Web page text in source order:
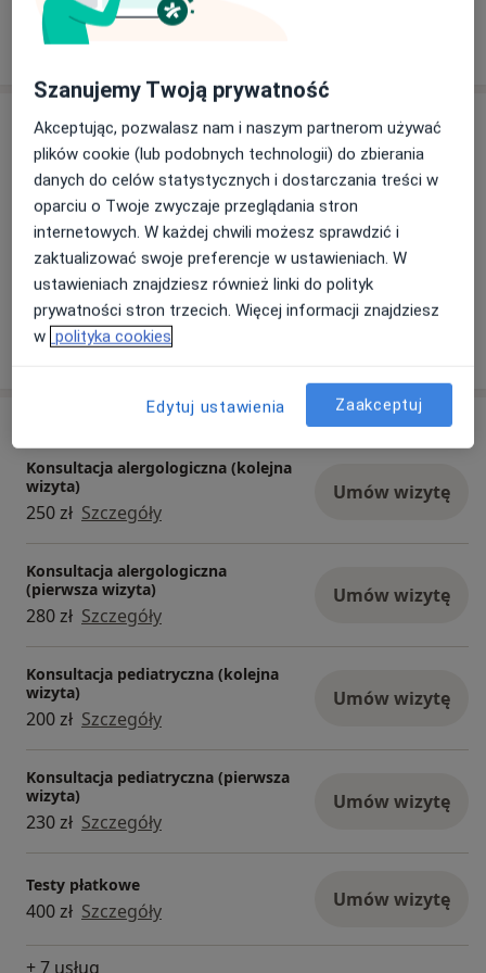
Aktualności
lek. Agnieszka Morańda
Bolesława Orlińskiego 5, 31-878 Kraków
W gabinecie można wykonać badania
laboratoryjne, szybkie testy diagnostyczne ( CRP,
STREP A , Test COMBO), spirometrię ,testy
płatkowe.
Konsultacja alergologiczna (kolejna
wizyta)
250 zł Szczegóły
Umów wizytę
Konsultacja alergologiczna
(pierwsza wizyta)
280 zł Szczegóły
Umów wizytę
Konsultacja pediatryczna (kolejna
wizyta)
200 zł Szczegóły
Umów wizytę
Konsultacja pediatryczna (pierwsza
wizyta)
230 zł Szczegóły
Umów wizytę
Testy płatkowe
400 zł Szczegóły Umów wizytę
+ 7 usług
Szanujemy Twoją prywatność
Akceptując, pozwalasz nam i naszym partnerom używać
plików cookie (lub podobnych technologii) do zbierania
danych do celów statystycznych i dostarczania treści w
oparciu o Twoje zwyczaje przeglądania stron
internetowych. W każdej chwili możesz sprawdzić i
zaktualizować swoje preferencje w ustawieniach. W
ustawieniach znajdziesz również linki do polityk
prywatności stron trzecich. Więcej informacji znajdziesz
w polityka cookies
Edytuj ustawienia Zaakceptuj